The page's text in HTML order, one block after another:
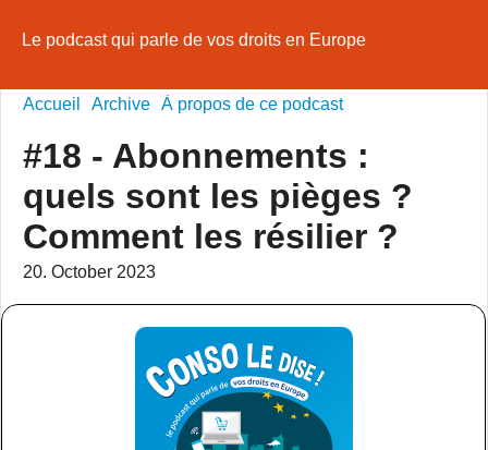
Le podcast qui parle de vos droits en Europe
Accueil Archive À propos de ce podcast
#18 - Abonnements :
quels sont les pièges ?
Comment les résilier ?
20. October 2023